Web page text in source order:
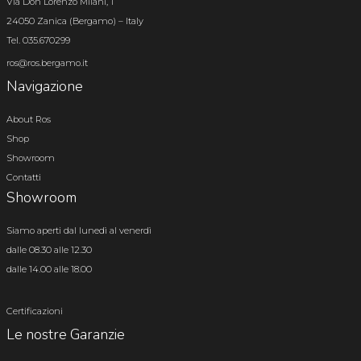
24050 Zanica (Bergamo) – Italy
Tel. 035.670299
ros@ros.bergamo.it
Navigazione
About Ros
Shop
Showroom
Contatti
Showroom
Siamo aperti dal lunedì al venerdì
dalle 08.30 alle 12.30
dalle 14.00 alle 18.00
Certificazioni
Le nostre Garanzie